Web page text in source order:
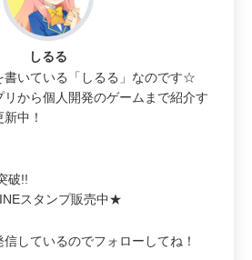
しるる
書いている「しるる」なのです☆
から個人開発のゲームまで紹介す
中！
破!!
スタンプ販売中★
しているのでフォローしてね！